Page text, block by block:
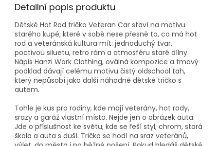
Detailní popis produktu
Dětské Hot Rod tričko Veteran Car staví na motivu
starého kupé, které v sobě nese přesně to, co má hot
rod a veteránská kultura mít: jednoduchý tvar,
poctivou siluetu, retro rám a atmosféru staré dílny.
Nápis Hanzi Work Clothing, oválná kompozice a tmavý
podklad dávají celému motivu čistý oldschool tah,
který nepůsobí jako další náhodné dětské tričko s
autem.
Tohle je kus pro rodiny, kde mají veterány, hot rody,
srazy a garáž vlastní místo. Nejde jen o obrázek auta.
Jde o příslušnost ke světu, kde se řeší styl, chrom, stará
škola a auta s duší. Tričko se hodí na sraz veteránů,